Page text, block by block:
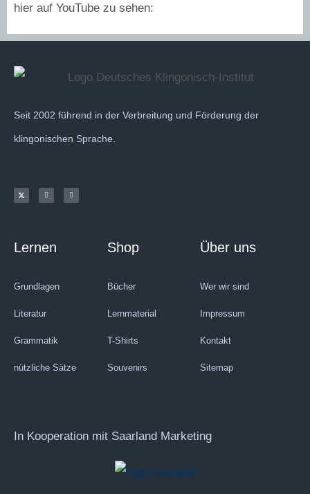
hier auf YouTube zu sehen:
Seit 2002 führend in der Verbreitung und Förderung der
klingonischen Sprache.
Lernen
Grundlagen
Literatur
Grammatik
nützliche Sätze
Shop
Bücher
Lernmaterial
T-Shirts
Souvenirs
Über uns
Wer wir sind
Impressum
Kontakt
Sitemap
In Kooperation mit Saarland Marketing